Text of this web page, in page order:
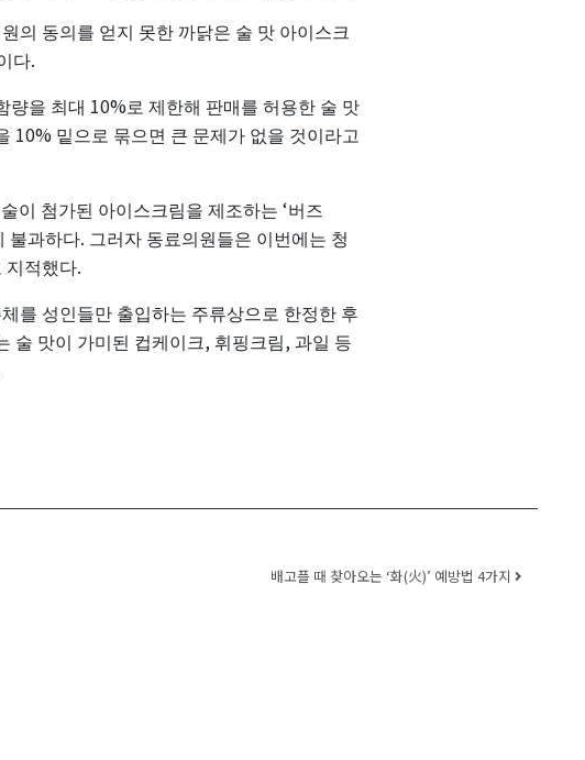
의 동의를 얻지 못한 까닭은 술 맛 아이스크
다.
량을 최대 10% 로 제한해 판매를 허용한 술 맛
10% 밑으로 묶으면 큰 문제가 없을 것이라고
술이 첨가된 아이스크림을 제조하는 ‘버즈
불과하다. 그러자 동료의원들은 이번에는 청
지적했다.
를 성인들만 출입하는 주류상으로 한정한 후
술 맛이 가미된 컵케이크, 휘핑크림, 과일 등
배고플 때 찾아오는 ‘화(火)’ 예방법 4가지